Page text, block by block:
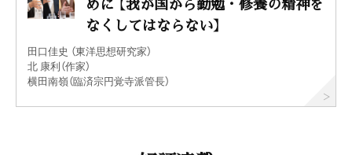
なくしてはならない】
田口佳史 （東洋思想研究家）
北 康利（作家）
横田南嶺（臨済宗円覚寺派管長）